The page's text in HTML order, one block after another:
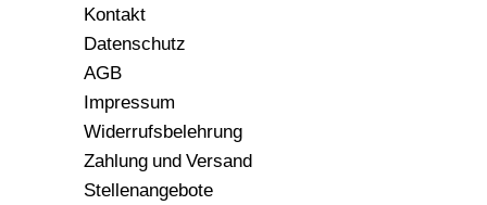
Kontakt
Datenschutz
AGB
Impressum
Widerrufsbelehrung
Zahlung und Versand
Stellenangebote